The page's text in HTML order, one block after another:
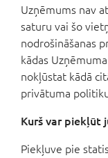
Uzņēmums nav
saturu vai šo
nodrošināšanas
kādas
nokļūstat kādā
privātuma
Kurš var piekļūt
Piekļuve pie